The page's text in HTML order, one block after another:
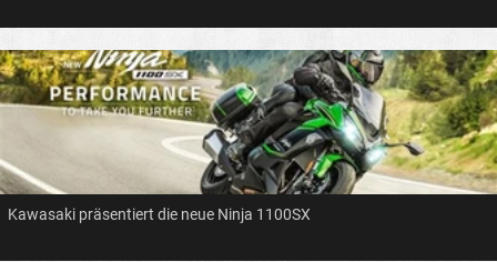
Kawasaki präsentiert die neue Ninja 1100SX